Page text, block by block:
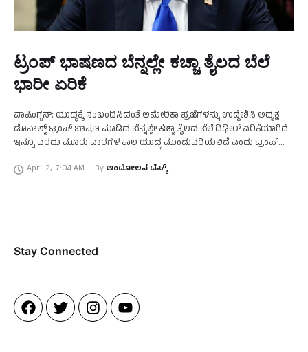
ಟ್ರಂಪ್‌ ಭಾಷಣದ ಬೆನ್ನಲ್ಲೇ ಕಚ್ಚಾ ತೈಲದ ಬೆಲೆ
ಭಾರೀ ಏರಿಕೆ
ವಾಷಿಂಗ್ಟನ್:‌ ಯುದ್ಧಕ್ಕೆ ಸಂಬಂಧಿಸಿದಂತೆ ಅಮೇರಿಕಾ ಪ್ರಜೆಗಳನ್ನು ಉದ್ದೇಶಿಸಿ ಅಧ್ಯಕ್ಷ
ಡೊನಾಲ್ಡ್‌ ಟ್ರಂಪ್‌ ಭಾಷಣ ಮಾಡಿದ ಬೆನ್ನಲ್ಲೇ ಕಚ್ಚಾ ತೈಲದ ಬೆಲೆ ದಿಢೀರ್‌ ಏರಿಕೆಯಾಗಿದೆ.
ಇನ್ನೂ ಎರಡು ಮೂರು ವಾರಗಳ ಕಾಲ ಯುದ್ಧ ಮುಂದುವರಿಯಲಿದೆ ಎಂದು ಟ್ರಂಪ್‌
April 2, 7:04 AM By ಆಂದೋಲನ ಡೆಸ್ಕ್
Stay Connected​